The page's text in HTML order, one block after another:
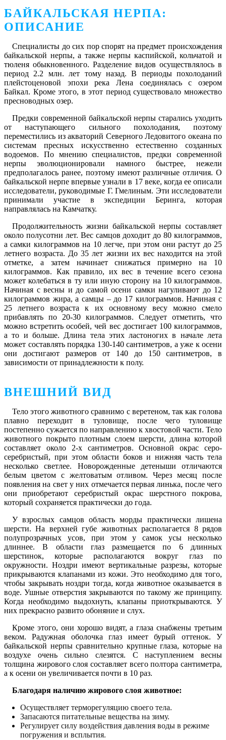
БАЙКАЛЬСКАЯ НЕРПА:
ОПИСАНИЕ
Специалисты до сих пор спорят на предмет происхождения
байкальской нерпы, а также нерпы каспийской, кольчатой и
тюленя обыкновенного. Разделение видов осуществлялось в
период 2.2 млн. лет тому назад. В периоды похолоданий
плейстоценовой эпохи река Лена соединялась с озером
Байкал. Кроме этого, в этот период существовало множество
пресноводных озер.
Предки современной байкальской нерпы старались уходить
от наступающего сильного похолодания, поэтому
переместились из акваторий Северного Ледовитого океана по
системам пресных искусственно естественно созданных
водоемов. По мнению специалистов, предки современной
нерпы эволюционировали намного быстрее, нежели
предполагалось ранее, поэтому имеют различные отличия. О
байкальской нерпе впервые узнали в 17 веке, когда ее описали
исследователи, руководимые Г. Гмелиным. Эти исследователи
принимали участие в экспедиции Беринга, которая
направлялась на Камчатку.
Продолжительность жизни байкальской нерпы составляет
около полусотни лет. Вес самцов доходит до 80 килограммов,
а самки килограммов на 10 легче, при этом они растут до 25
летнего возраста. До 35 лет жизни их вес находится на этой
отметке, а затем начинает снижаться примерно на 10
килограммов. Как правило, их вес в течение всего сезона
может колебаться в ту или иную сторону на 10 килограммов.
Начиная с весны и до самой осени самки нагуливают до 12
килограммов жира, а самцы – до 17 килограммов. Начиная с
25 летнего возраста к их основному весу можно смело
прибавлять по 20-30 килограммов. Следует отметить, что
можно встретить особей, чей вес достигает 100 килограммов,
а то и больше. Длина тела этих ластоногих в начале лета
может составлять порядка 130-140 сантиметров, а уже к осени
они достигают размеров от 140 до 150 сантиметров, в
зависимости от принадлежности к полу.
ВНЕШНИЙ ВИД
Тело этого животного сравнимо с веретеном, так как голова
плавно переходит в туловище, после чего туловище
постепенно сужается по направлению к хвостовой части. Тело
животного покрыто плотным слоем шерсти, длина которой
составляет около 2-х сантиметров. Основной окрас серо-
серебристый, при этом области боков и нижняя часть тела
несколько светлее. Новорожденные детеныши отличаются
белым цветом с желтоватым отливом. Через месяц после
появления на свет у них отмечается первая линька, после чего
они приобретают серебристый окрас шерстного покрова,
который сохраняется практически до года.
У взрослых самцов область морды практически лишена
шерсти. На верхней губе животных располагается 8 рядов
полупрозрачных усов, при этом у самок усы несколько
длиннее. В области глаз размещается по 6 длинных
шерстинок, которые располагаются вокруг глаз по
окружности. Ноздри имеют вертикальные разрезы, которые
прикрываются клапанами из кожи. Это необходимо для того,
чтобы закрывать ноздри тогда, когда животное оказывается в
воде. Ушные отверстия закрываются по такому же принципу.
Когда необходимо выдохнуть, клапаны приоткрываются. У
них прекрасно развито обоняние и слух.
Кроме этого, они хорошо видят, а глаза снабжены третьим
веком. Радужная оболочка глаз имеет бурый оттенок. У
байкальской нерпы сравнительно крупные глаза, которые на
воздухе очень сильно слезятся. С наступлением весны
толщина жирового слоя составляет всего полтора сантиметра,
а к осени он увеличивается почти в 10 раз.
Благодаря наличию жирового слоя животное:
Осуществляет терморегуляцию своего тела.
Запасаются питательные вещества на зиму.
Регулирует силу воздействия давления воды в режиме
погружения и всплытия.